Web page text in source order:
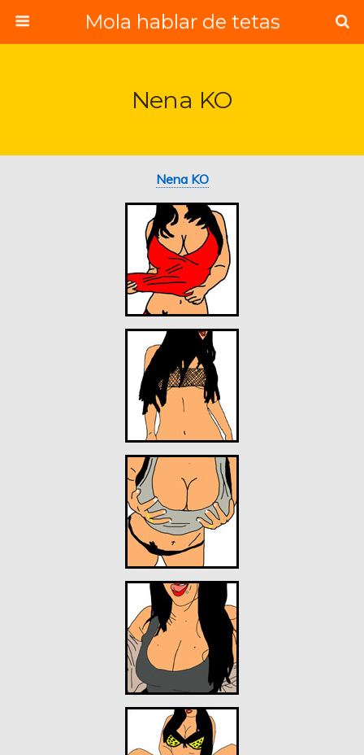
Mola hablar de tetas
Nena KO
Nena KO